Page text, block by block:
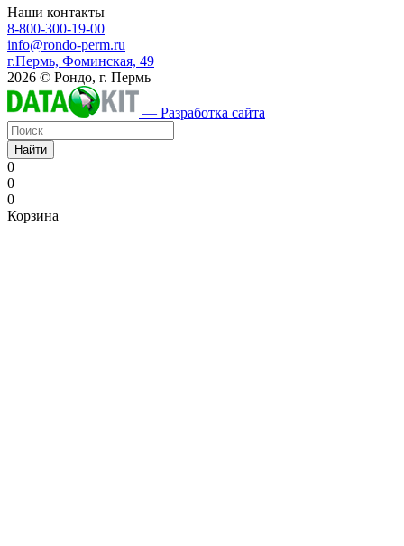
Наши контакты
8-800-300-19-00
info@rondo-perm.ru
г.Пермь, Фоминская, 49
2026 © Рондо, г. Пермь
— Разработка сайта
Найти
0
0
0
Корзина